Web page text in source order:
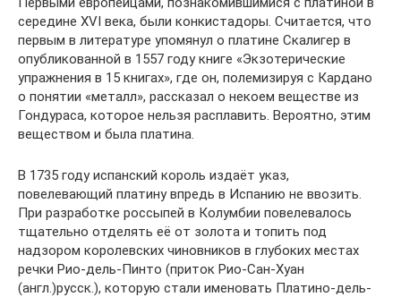
середине XVI века, были конкистадоры. Считается, что
первым в литературе упомянул о платине Скалигер в
опубликованной в 1557 году книге «Экзотерические
упражнения в 15 книгах», где он, полемизируя с Кардано
о понятии «металл», рассказал о некоем веществе из
Гондураса, которое нельзя расплавить. Вероятно, этим
веществом и была платина.
В 1735 году испанский король издаёт указ,
повелевающий платину впредь в Испанию не ввозить.
При разработке россыпей в Колумбии повелевалось
тщательно отделять её от золота и топить под
надзором королевских чиновников в глубоких местах
речки Рио-дель-Пинто (приток Рио-Сан-Хуан
(англ.)русск.), которую стали именовать Платино-дель-